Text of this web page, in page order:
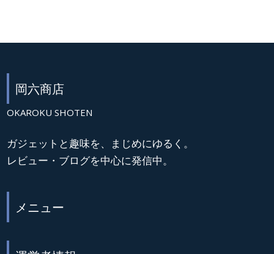
岡六商店
OKAROKU SHOTEN
ガジェットと趣味を、まじめにゆるく。
レビュー・ブログを中心に発信中。
メニュー